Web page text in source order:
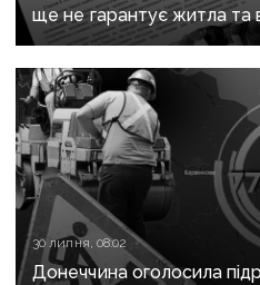
ще не гарантує житла та
30 липня, 08:02
Донеччина оголосила